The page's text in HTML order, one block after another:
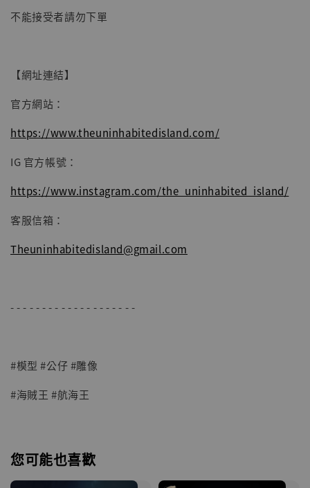
不能接受者請勿下單
【網址連結】
官方網站：
https://www.theuninhabitedisland.com/
IG 官方帳號：
https://www.instagram.com/the_uninhabited_island/
客服信箱：
Theuninhabitedisland@gmail.com
- - - - - - - - - - - - - - - - - - - -
#模型 #公仔 #雕像
#海賊王 #航海王
您可能也喜歡